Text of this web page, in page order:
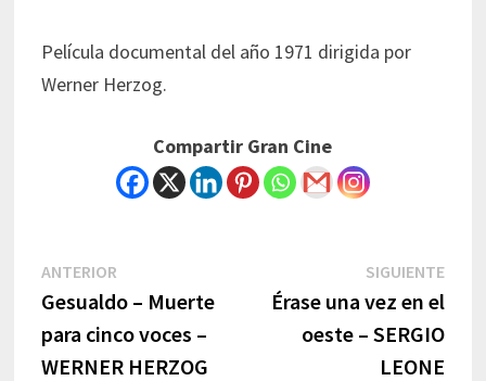
Película documental del año 1971 dirigida por
Werner Herzog.
Compartir Gran Cine
Navegación
de
entradas
ANTERIOR
post:
Gesualdo – Muerte
para cinco voces –
WERNER HERZOG
SIGUIENTENext
post:
Érase una vez en el
oeste – SERGIO
LEONE